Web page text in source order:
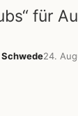
für
Schwede24.